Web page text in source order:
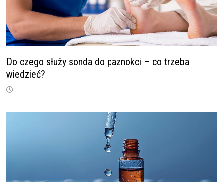
Do czego służy sonda do paznokci – co trzeba
wiedzieć?